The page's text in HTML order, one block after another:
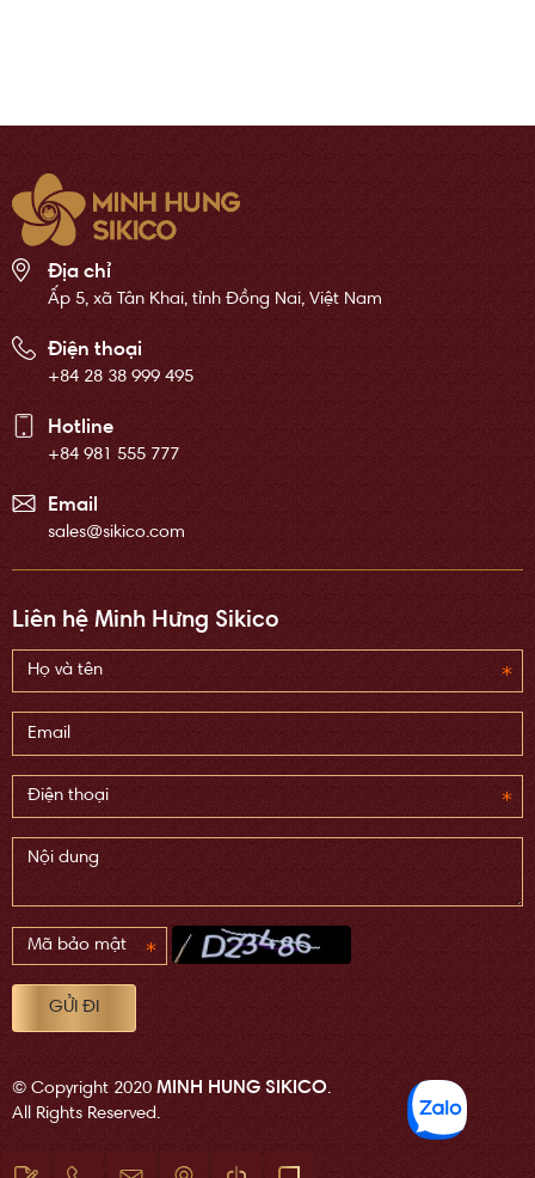
Địa chỉ
Ấp 5, xã Tân Khai, tỉnh Đồng Nai, Việt Nam
Điện thoại
+84 28 38 999 495
Hotline
+84 981 555 777
Email
sales@sikico.com
Liên hệ Minh Hưng Sikico
© Copyright 2020 MINH HUNG SIKICO.
All Rights Reserved.